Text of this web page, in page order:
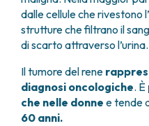
TUMORI ENDOMETRIO
TUMORI MAMMELLA
TUMORI OVAIO
TUMORI PROSTATA
TUMORI TESTICOLO
TUMORI VESCICA
TUMORI VULVA
CHIRURGIA
CHIRURGIA DEI
CHIRURGIA UROLOGICA
CHIRURGIA
DIGESTIVA
GINECOLOGIA
SOSTIENI LA RICERCA
dalle cellule che rivestono
strutture che filtrano il
di scarto attraverso l’urina.
Il tumore del rene
diagnosi oncologiche. È
che nelle donne e tende
60 anni.